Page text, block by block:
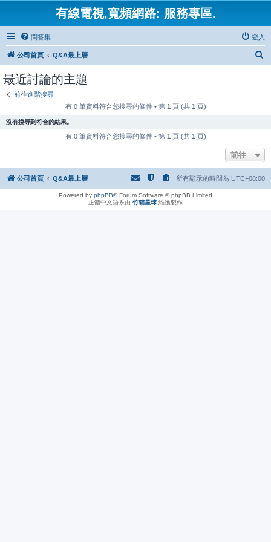
有線電視,寬頻網路: 服務專區.
問答集 登入
公司首頁 Q&A最上層
最近討論的主題
前往進階搜尋
有 0 筆資料符合您搜尋的條件 • 第 1 頁 (共 1 頁)
沒有搜尋到符合的結果。
有 0 筆資料符合您搜尋的條件 • 第 1 頁 (共 1 頁)
前往
公司首頁 Q&A最上層 所有顯示的時間為 UTC+08:00
Powered by phpBB® Forum Software © phpBB Limited
正體中文語系由 竹貓星球 維護製作